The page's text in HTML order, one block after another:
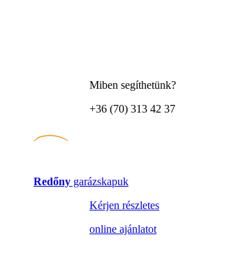
Miben segíthetünk?
+36 (70) 313 42 37
Redőny garázskapuk
Kérjen részletes
online ajánlatot